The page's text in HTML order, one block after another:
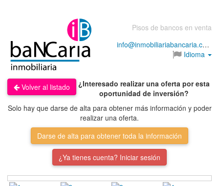
Pisos de bancos en venta
info@inmobiliariabancaria.com
Idioma
Volver al listado
¿Interesado realizar una oferta por esta
oportunidad de inversión?
Solo hay que darse de alta para obtener más información y poder
realizar una oferta.
Darse de alta para obtener toda la información
¿Ya tienes cuenta? Iniciar sesión